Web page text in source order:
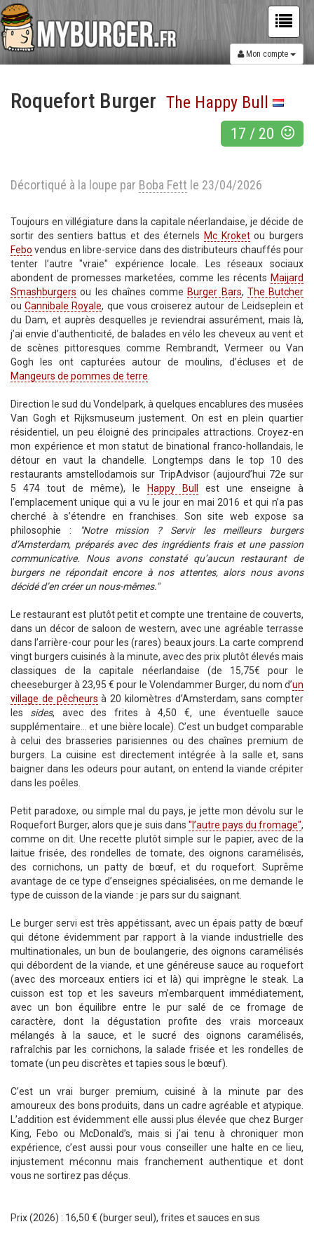
Mon compte
Roquefort Burger The Happy Bull
17 / 20
Décortiqué à la loupe par Boba Fett le 23/04/2026
Toujours en villégiature dans la capitale néerlandaise, je décide de
sortir des sentiers battus et des éternels Mc Kroketou burgers
Febo vendus en libre-service dans des distributeurs chauffés pour
tenter l’autre "vraie" expérience locale. Les réseaux sociaux
abondent de promesses marketées, comme les récents Maijard
Smashburgers ou les chaînes comme Burger Bars, The Butcher
ouCannibale Royale, que vous croiserez autour de Leidseplein et
du Dam, et auprès desquelles je reviendrai assurément, mais là,
j’ai envie d’authenticité, de balades en vélo les cheveux au vent et
de scènes pittoresques comme Rembrandt, Vermeer ou Van
Gogh les ont capturées autour de moulins, d’écluses et de
Mangeurs de pommes de terre
Direction le sud du Vondelpark, à quelques encablures des musées
Van Gogh et Rijksmuseum justement. On est en plein quartier
résidentiel, un peu éloigné des principales attractions. Croyez-en
mon expérience et mon statut de binational franco-hollandais, le
détour en vaut la chandelle. Longtemps dans le top 10 des
restaurants amstellodamois sur TripAdvisor (aujourd’hui 72e sur
5 474 tout de même), le
Happy Bull
est une enseigne à
l’emplacement unique qui a vu le jour en mai 2016 et qui n’a pas
cherché à s’étendre en franchises. Son site web expose sa
philosophie :
"Notre mission ? Servir les meilleurs burgers
d’Amsterdam, préparés avec des ingrédients frais et une passion
communicative. Nous avons constaté qu’aucun restaurant de
burgers ne répondait encore à nos attentes, alors nous avons
décidé d’en créer un nous-mêmes."
Le restaurant est plutôt petit et compte une trentaine de couverts,
dans un décor de saloon de western, avec une agréable terrasse
dans l’arrière-cour pour les (rares) beaux jours. La carte comprend
vingt burgers cuisinés à la minute, avec des prix plutôt élevés mais
classiques de la capitale néerlandaise (de 15,75€ pour le
cheeseburger à 23,95 € pour le Volendammer Burger, du nom d’un
village de pêcheurs à 20 kilomètres d’Amsterdam, sans compter
les sides, avec des frites à 4,50 €, une éventuelle sauce
supplémentaire… et une bière locale). C’est un budget comparable
à celui des brasseries parisiennes ou des chaînes premium de
burgers. La cuisine est directement intégrée à la salle et, sans
baigner dans les odeurs pour autant, on entend la viande crépiter
dans les poêles.
Petit paradoxe, ou simple mal du pays, je jette mon dévolu sur le
Roquefort Burger, alors que je suis dans "l’autre pays du fromage",
comme on dit. Une recette plutôt simple sur le papier, avec de la
laitue frisée, des rondelles de tomate, des oignons caramélisés,
des cornichons, un patty de bœuf, et du roquefort. Suprême
avantage de ce type d’enseignes spécialisées, on me demande le
type de cuisson de la viande : je pars sur du saignant.
Le burger servi est très appétissant, avec un épais patty de bœuf
qui détone évidemment par rapport à la viande industrielle des
multinationales, un bun de boulangerie, des oignons caramélisés
qui débordent de la viande, et une généreuse sauce au roquefort
(avec des morceaux entiers ici et là) qui imprègne le steak. La
cuisson est top et les saveurs m’embarquent immédiatement,
avec un bon équilibre entre le pur salé de ce fromage de
caractère, dont la dégustation profite des vrais morceaux
mélangés à la sauce, et le sucré des oignons caramélisés,
rafraîchis par les cornichons, la salade frisée et les rondelles de
tomate (un peu discrètes et tapies sous le bœuf).
C’est un vrai burger premium, cuisiné à la minute par des
amoureux des bons produits, dans un cadre agréable et atypique.
L’addition est évidemment elle aussi plus élevée que chez Burger
King, Febo ou McDonald’s, mais si j’ai tenu à chroniquer mon
expérience, c’est aussi pour vous conseiller une halte en ce lieu,
injustement méconnu mais franchement authentique et dont
vous ne sortirez pas déçus.
Prix (2026) : 16,50 € (burger seul), frites et sauces en sus